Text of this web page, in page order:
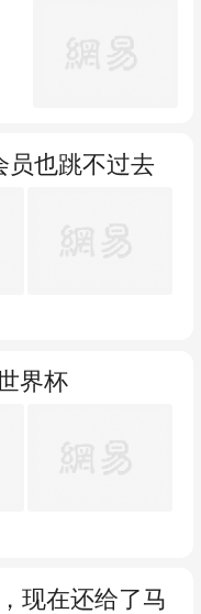
员也跳不过去
界杯
现在还给了马